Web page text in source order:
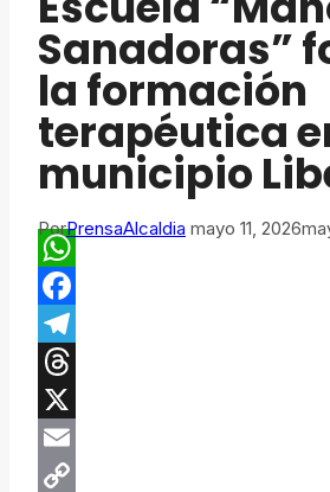
Sanadoras”
la formación
terapéutica
municipio
PorPrensaAlcaldia mayo 11, 2026
WhatsApp
Facebook
Telegram
Threads
X
Email